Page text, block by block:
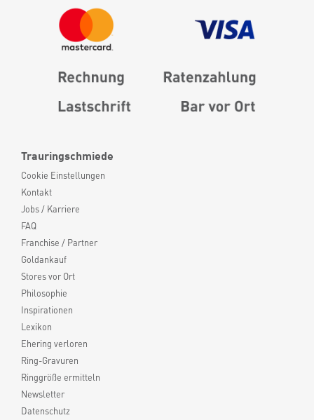
Trauringschmiede
Cookie Einstellungen
Kontakt
Jobs / Karriere
FAQ
Franchise / Partner
Goldankauf
Stores vor Ort
Philosophie
Inspirationen
Lexikon
Ehering verloren
Ring-Gravuren
Ringgröße ermitteln
Newsletter
Datenschutz